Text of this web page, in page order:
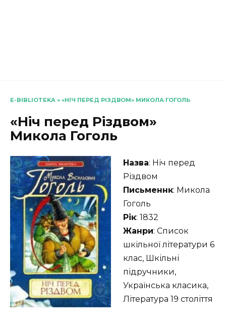
E-BIBLIOTEKA » «НІЧ ПЕРЕД РІЗДВОМ» МИКОЛА ГОГОЛЬ
«Ніч перед Різдвом»
Микола Гоголь
Назва: Ніч перед
Різдвом
Письменнк: Микола
Гоголь
Рік: 1832
Жанри: Список
шкільної літератури 6
клас, Шкільні
підручники,
Українська класика,
Література 19 століття